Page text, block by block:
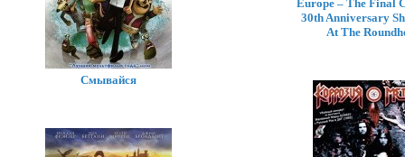
Europe – The Final
30th Anniversary
At The
Смывайся